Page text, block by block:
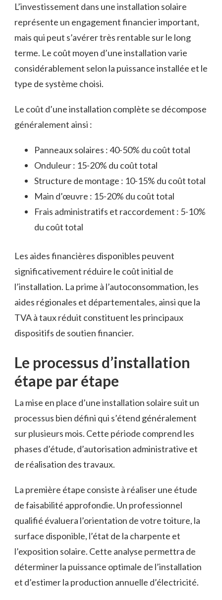
L’investissement dans une installation solaire
représente un engagement financier important,
mais qui peut s’avérer très rentable sur le long
terme. Le coût moyen d’une installation varie
considérablement selon la puissance installée et le
type de système choisi.
Le coût d’une installation complète se décompose
généralement ainsi :
Panneaux solaires : 40-50% du coût total
Onduleur : 15-20% du coût total
Structure de montage : 10-15% du coût total
Main d’œuvre : 15-20% du coût total
Frais administratifs et raccordement : 5-10%
du coût total
Les aides financières disponibles peuvent
significativement réduire le coût initial de
l’installation. La prime à l’autoconsommation, les
aides régionales et départementales, ainsi que la
TVA à taux réduit constituent les principaux
dispositifs de soutien financier.
Le processus d’installation
étape par étape
La mise en place d’une installation solaire suit un
processus bien défini qui s’étend généralement
sur plusieurs mois. Cette période comprend les
phases d’étude, d’autorisation administrative et
de réalisation des travaux.
La première étape consiste à réaliser une étude
de faisabilité approfondie. Un professionnel
qualifié évaluera l’orientation de votre toiture, la
surface disponible, l’état de la charpente et
l’exposition solaire. Cette analyse permettra de
déterminer la puissance optimale de l’installation
et d’estimer la production annuelle d’électricité.